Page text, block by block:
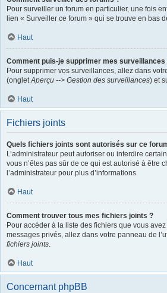
Pour surveiller un forum en particulier, une fois
lien « Surveiller ce forum » qui se trouve en bas
Haut
Comment puis-je supprimer mes surveillances
Pour supprimer vos surveillances, allez dans
(ongletAperçu --> Gestion des surveillances) et
Haut
Fichiers joints
Quels fichiers joints sont autorisés sur ce
L’administrateur peut autoriser ou interdire
vous n’êtes pas sûr de ce qui est autorisé à être
l’administrateur pour plus d’informations.
Haut
Comment trouver tous mes fichiers joints ?
Pour accéder à la liste des fichiers que vous
messages privés, allez dans votre panneau de
fichiers joints.
Haut
Concernant phpBB